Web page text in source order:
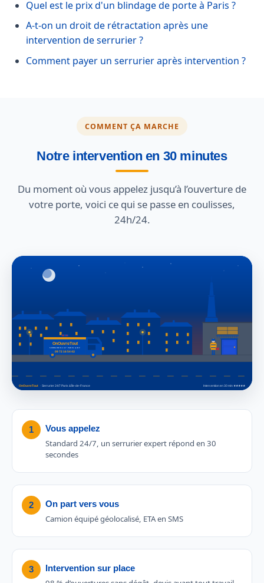
Quel est le prix d'un blindage de porte à Paris ?
A-t-on un droit de rétractation après une
intervention de serrurier ?
Comment payer un serrurier après intervention ?
COMMENT ÇA MARCHE
Notre intervention en 30 minutes
Du moment où vous appelez jusqu’à l’ouverture de
votre porte, voici ce qui se passe en coulisses,
24h/24.
1 Vous appelez
Standard 24/7, un serrurier expert répond en 30
secondes
2 On part vers vous
Camion équipé géolocalisé, ETA en SMS
3 Intervention sur place